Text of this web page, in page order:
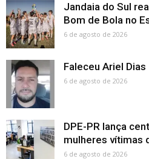
Jandaia do Sul
Bom de Bola no
6 de agosto de 2026
Faleceu Ariel Dias
6 de agosto de 2026
DPE-PR lança
mulheres vítimas
6 de agosto de 2026